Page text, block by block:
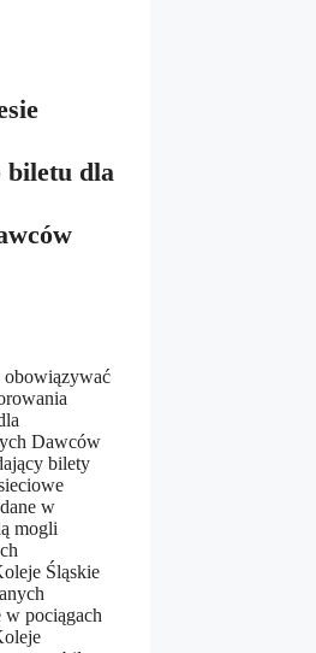
biletu dla
obowiązywać
Dawców
bilety
w
mogli
Śląskie
w pociągach